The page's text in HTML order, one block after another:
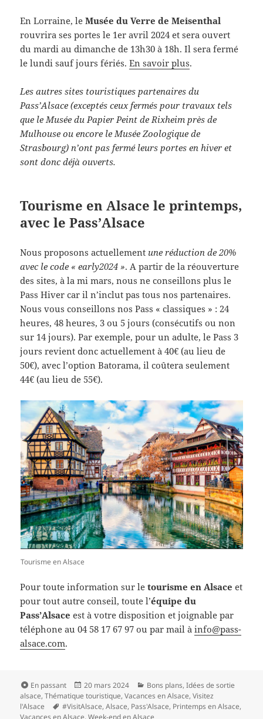
En Lorraine, leMusée du Verre de Meisenthal
rouvrira ses portes le 1er avril 2024 et sera ouvert
du mardi au dimanche de 13h30 à 18h. Il sera fermé
le lundi sauf jours fériés.En savoir plus.
Les autres sites touristiques partenaires du
Pass’Alsace (exceptés ceux fermés pour travaux tels
que le Musée du Papier Peint de Rixheim près de
Mulhouse ou encore le Musée Zoologique de
Strasbourg) n’ont pas fermé leurs portes en hiver et
sont donc déjà ouverts.
Tourisme en Alsace le printemps,
avec le Pass’Alsace
Nous proposons actuellement une réduction de 20%
avec le code « early2024 ». A partir de la réouverture
des sites, à la mi mars, nous ne conseillons plus le
Pass Hiver car il n’inclut pas tous nos partenaires.
Nous vous conseillons nos Pass « classiques » : 24
heures, 48 heures, 3 ou 5 jours (consécutifs ou non
sur 14 jours). Par exemple, pour un adulte, le Pass 3
jours revient donc actuellement à 40€ (au lieu de
50€), avec l’option Batorama, il coûtera seulement
44€ (au lieu de 55€).
Tourisme en Alsace
Pour toute information sur letourisme en Alsace et
pour tout autre conseil, toute l’équipe du
Pass’Alsace est à votre disposition et joignable par
téléphone au 04 58 17 67 97 ou par mail àinfo@pass-
alsace.com.
Format
En passant
Publié
le
20 mars 2024 Catégories
Bons plans,Idées de sortie
alsace,Thématique touristique,Vacances en Alsace,Visitez
l'Alsace
Mots-
clés
#VisitAlsace,Alsace, Pass'Alsace, Printemps en Alsace,